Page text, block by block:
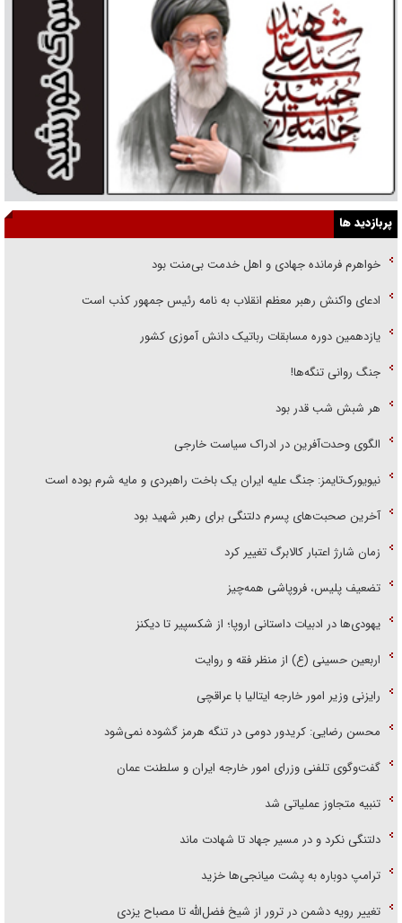
پربازدید ها
خواهرم فرمانده جهادی و اهل خدمت بی‌منت بود
ادعای واکنش رهبر معظم انقلاب به نامه رئیس جمهور کذب است
یازدهمین دوره مسابقات رباتیک دانش آموزی کشور
جنگ روانی تنگه‌ها!
هر شبش شب قدر بود
الگوی وحدت‌آفرین در ادراک سیاست خارجی
نیویورک‌تایمز: جنگ علیه ایران یک باخت راهبردی و مایه شرم بوده است
آخرین صحبت‌های پسرم دلتنگی برای رهبر شهید بود
زمان شارژ اعتبار کالابرگ تغییر کرد
تضعیف پلیس، فروپاشی همه‌چیز
یهودی‌ها در ادبیات داستانی اروپا؛ از شکسپیر تا دیکنز
اربعین حسینی (ع) از منظر فقه و روایت
رایزنی وزیر امور خارجه ایتالیا با عراقچی
محسن رضایی: کریدور دومی در تنگه هرمز گشوده نمی‌شود
گفت‌وگوی تلفنی وزرای امور خارجه ایران و سلطنت عمان
تنبیه متجاوز عملیاتی شد
دلتنگی نکرد و در مسیر جهاد تا شهادت ماند
ترامپ دوباره به پشت میانجی‌ها خزید
تغییر رویه دشمن در ترور از شیخ فضل‌الله تا مصباح یزدی